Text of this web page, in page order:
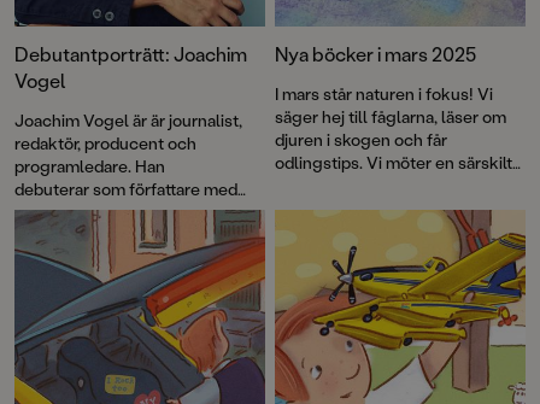
Debutantporträtt: Joachim
Vogel
Joachim Vogel är är journalist,
redaktör, producent och
programledare. Han
debuterar som författare med
bilderbokenVilda Vic och
världens djupaste havsdjup som
han skapat tillsammans med sin
barndomsvän, illustratören
Jonas Burman.
Nya böcker i mars 2025
I mars står naturen i fokus! Vi
säger hej till fåglarna, läser om
djuren i skogen och får
odlingstips. Vi möter en särskilt
vildhäst som tappat bort sin
flock. Lena Sjöberg har skapat
en ljuvlig bok om mångas
favoritårstid: våren. Dessutom
nya böcker av Oskar Kroon och
Anna Jansson, och den första
boken i den helt nya serien om
Vilda Vic.